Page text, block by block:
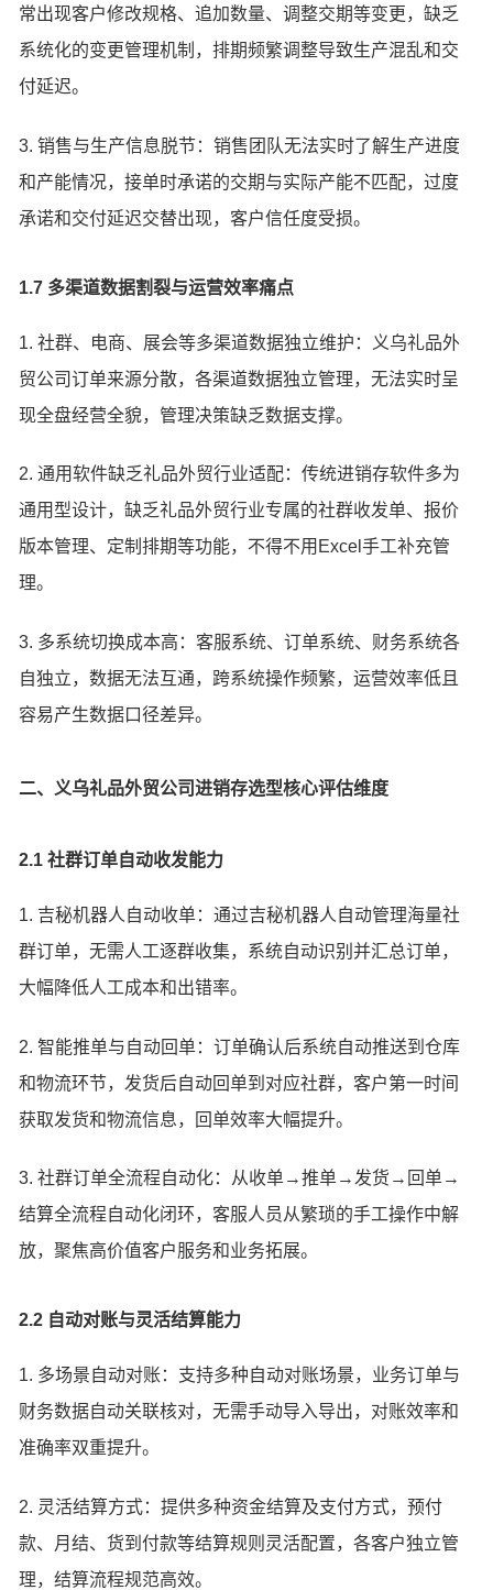
常出现客户修改规格、追加数量、调整交期等变更，缺乏
系统化的变更管理机制，排期频繁调整导致生产混乱和交
付延迟。
3. 销售与生产信息脱节：销售团队无法实时了解生产进度
和产能情况，接单时承诺的交期与实际产能不匹配，过度
承诺和交付延迟交替出现，客户信任度受损。
1.7 多渠道数据割裂与运营效率痛点
1. 社群、电商、展会等多渠道数据独立维护：义乌礼品外
贸公司订单来源分散，各渠道数据独立管理，无法实时呈
现全盘经营全貌，管理决策缺乏数据支撑。
2. 通用软件缺乏礼品外贸行业适配：传统进销存软件多为
通用型设计，缺乏礼品外贸行业专属的社群收发单、报价
版本管理、定制排期等功能，不得不用Excel手工补充管
理。
3. 多系统切换成本高：客服系统、订单系统、财务系统各
自独立，数据无法互通，跨系统操作频繁，运营效率低且
容易产生数据口径差异。
二、义乌礼品外贸公司进销存选型核心评估维度
2.1 社群订单自动收发能力
1. 吉秘机器人自动收单：通过吉秘机器人自动管理海量社
群订单，无需人工逐群收集，系统自动识别并汇总订单，
大幅降低人工成本和出错率。
2. 智能推单与自动回单：订单确认后系统自动推送到仓库
和物流环节，发货后自动回单到对应社群，客户第一时间
获取发货和物流信息，回单效率大幅提升。
3. 社群订单全流程自动化：从收单→推单→发货→回单→
结算全流程自动化闭环，客服人员从繁琐的手工操作中解
放，聚焦高价值客户服务和业务拓展。
2.2 自动对账与灵活结算能力
1. 多场景自动对账：支持多种自动对账场景，业务订单与
财务数据自动关联核对，无需手动导入导出，对账效率和
准确率双重提升。
2. 灵活结算方式：提供多种资金结算及支付方式，预付
款、月结、货到付款等结算规则灵活配置，各客户独立管
理，结算流程规范高效。